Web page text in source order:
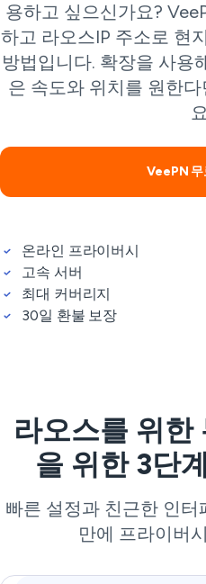
용하고 싶으신가요?
하고 라오스IP 주소로 현
방법입니다. 확장을 사용
은 속도와 위치를 원한
VeePN 무
온라인 프라이버시
고속 서버
최대 커버리지
30일 환불 보장
라오스를 위한
을 위한 3단
빠른 설정과 친근한 인
만에 프라이버